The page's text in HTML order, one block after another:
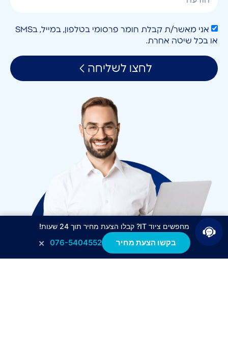
אני מאשר/ת קבלת חומר פרסומי בטלפון, במייל, בSMS
או בכל שיטה אחרת.
לחצו לשליחה
מחפשים ציוד IT? קבלו הצעת מחיר תוך 24 שעות!
בקשו הצעת מחיר 076-5404552
×